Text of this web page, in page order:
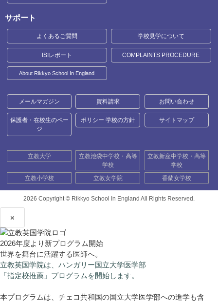
サポート
よくあるご質問 学校見学について
ISIレポート COMPLAINTS PROCEDURE
About Rikkyo School In England
メールマガジン 資料請求 お問い合わせ
保護者・在校生のペー
ジ
ポリシー 学校の方針 サイトマップ
立教大学
立教池袋中学校・高等
学校
立教新座中学校・高等
学校
立教小学校
立教女学院 香蘭女学校
2026 Copyright © Rikkyo School In England All Rights Reserved.
×
2026年度より新プログラム開始
世界を舞台に活躍する医師へ。
立教英国学院は、ハンガリー国立大学医学部
「指定校推薦」プログラムを開始します。
本プログラムは、チェコ共和国の国立大学医学部への進学も含